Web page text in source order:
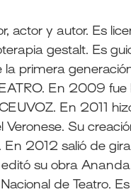
actor y autor. Es
gestalt. Es
primera
En 2009 fue
En 2011
Su
2012 salió de
su obra
de Teatro.